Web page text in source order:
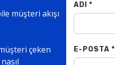
müşteri akışı
çeken
ADI *
E-POSTA *